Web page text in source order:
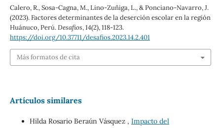
Calero, R., Sosa-Cagna, M., Lino-Zuñiga, L., & Ponciano-Navarro, J.
(2023). Factores determinantes de la deserción escolar en la región
Huánuco, Perú.Desafíos,14(2), 118-123.
https://doi.org/10.37711/desafios.2023.14.2.401
Más formatos de cita
Artículos similares
Hilda Rosario Beraún Vásquez , Impacto del